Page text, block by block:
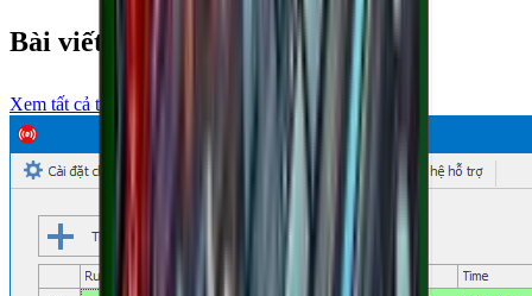
Bài viết liên quan
Xem tất cả trong "DHB Stream Pro"